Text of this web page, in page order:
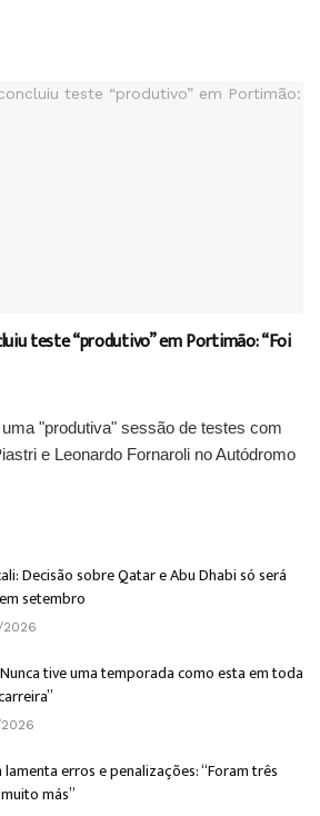
teste “produtivo” em Portimão: “Foi
"produtiva" sessão de testes com
e Leonardo Fornaroli no Autódromo
Decisão sobre Qatar e Abu Dhabi só será
setembro
tive uma temporada como esta em toda
erros e penalizações: “Foram três
más”